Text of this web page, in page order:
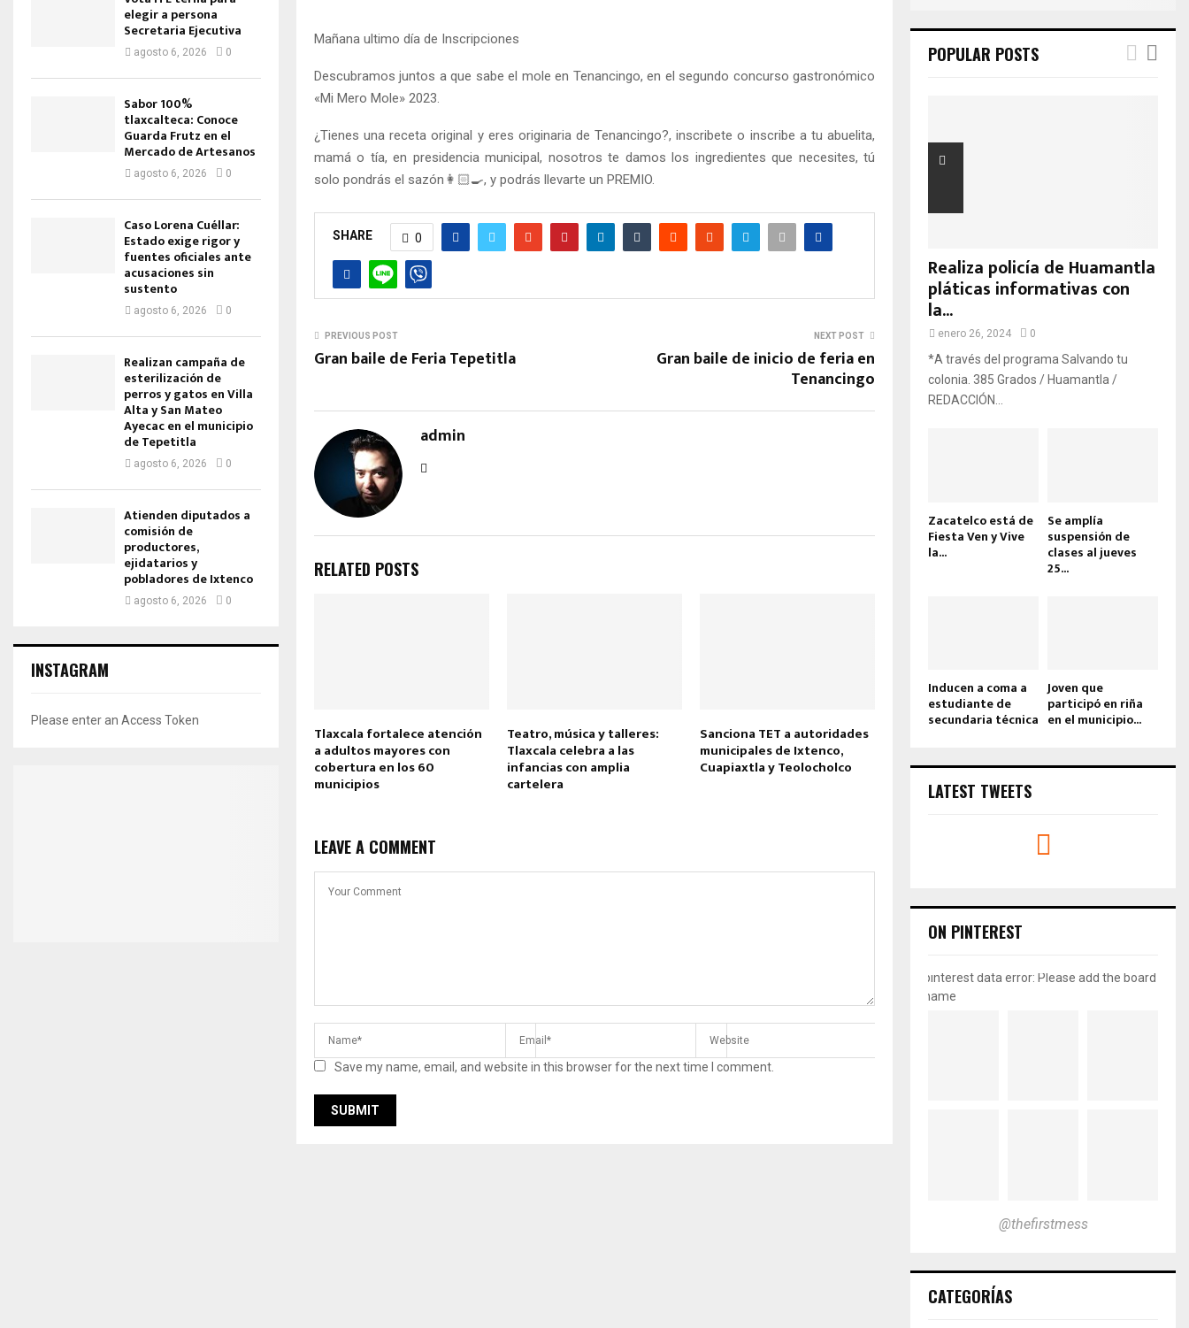
Mañana ultimo día de Inscripciones
Descubramos juntos a que sabe el mole en Tenancingo, en el segundo concurso gastronómico
«Mi Mero Mole» 2023.
¿Tienes una receta original y eres originaria de Tenancingo?, inscribete o inscribe a tu abuelita,
mamá o tía, en presidencia municipal, nosotros te damos los ingredientes que necesites, tú
solo pondrás el sazón👩🏻‍🍳, y podrás llevarte un PREMIO.
SHARE 0
PREVIOUS POST
Gran baile de Feria Tepetitla
NEXT POST
Gran baile de inicio de feria en
Tenancingo
admin
RELATED POSTS
Tlaxcala fortalece atención
a adultos mayores con
cobertura en los 60
municipios
Teatro, música y talleres:
Tlaxcala celebra a las
infancias con amplia
cartelera
Sanciona TET a autoridades
municipales de Ixtenco,
Cuapiaxtla y Teolocholco
LEAVE A COMMENT
Save my name, email, and website in this browser for the next time I comment.
elegir a persona
Secretaria Ejecutiva
agosto 6, 2026 0
Sabor 100%
tlaxcalteca: Conoce
Guarda Frutz en el
Mercado de Artesanos
agosto 6, 2026 0
Caso Lorena Cuéllar:
Estado exige rigor y
fuentes oficiales ante
acusaciones sin
sustento
agosto 6, 2026 0
Realizan campaña de
esterilización de
perros y gatos en Villa
Alta y San Mateo
Ayecac en el municipio
de Tepetitla
agosto 6, 2026 0
Atienden diputados a
comisión de
productores,
ejidatarios y
pobladores de Ixtenco
agosto 6, 2026 0
INSTAGRAM
Please enter an Access Token
POPULAR POSTS
Realiza policía de Huamantla
pláticas informativas con
la...
enero 26, 2024 0
*A través del programa Salvando tu
colonia. 385 Grados / Huamantla /
REDACCIÓN...
Zacatelco está de
Fiesta Ven y Vive
la...
Se amplía
suspensión de
clases al jueves
25...
Inducen a coma a
estudiante de
secundaria técnica
Joven que
participó en riña
en el municipio...
LATEST TWEETS
ON PINTEREST
pinterest data error: Please add the board
name
@thefirstmess
CATEGORÍAS